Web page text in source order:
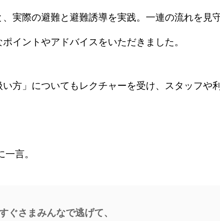
実際の避難と避難誘導を実践。一連の流れを見
イントやアドバイスをいただきました。
方」についてもレクチャーを受け、スタッフや
一言。
ぐさまみんなで逃げて、